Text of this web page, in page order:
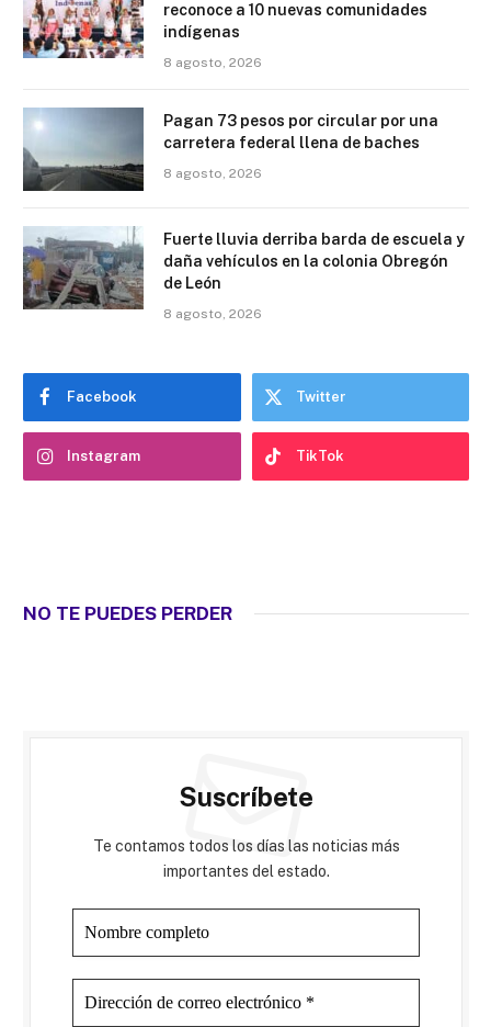
reconoce a 10 nuevas comunidades
indígenas
8 agosto, 2026
Pagan 73 pesos por circular por una
carretera federal llena de baches
8 agosto, 2026
Fuerte lluvia derriba barda de escuela y
daña vehículos en la colonia Obregón
de León
8 agosto, 2026
Facebook Twitter
Instagram TikTok
NO TE PUEDES PERDER
Suscríbete
Te contamos todos los días las noticias más
importantes del estado.